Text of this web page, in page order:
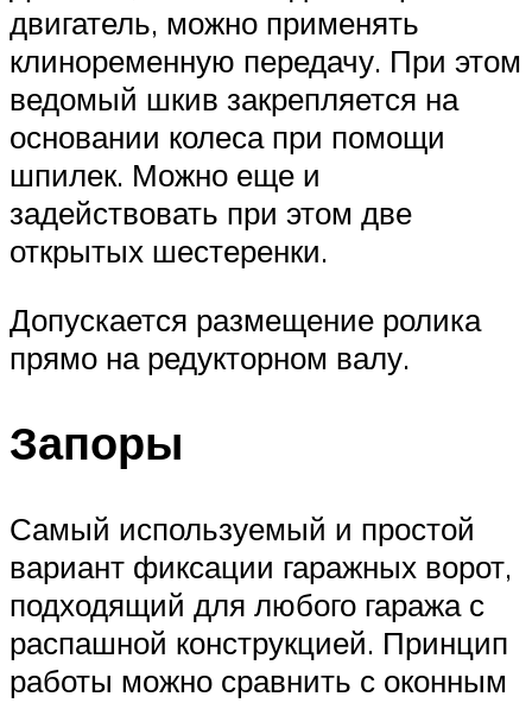
двигатель, можно применять
клиноременную передачу. При этом
ведомый шкив закрепляется на
основании колеса при помощи
шпилек. Можно еще и
задействовать при этом две
открытых шестеренки.
Допускается размещение ролика
прямо на редукторном валу.
Запоры
Самый используемый и простой
вариант фиксации гаражных ворот,
подходящий для любого гаража с
распашной конструкцией. Принцип
работы можно сравнить с оконным